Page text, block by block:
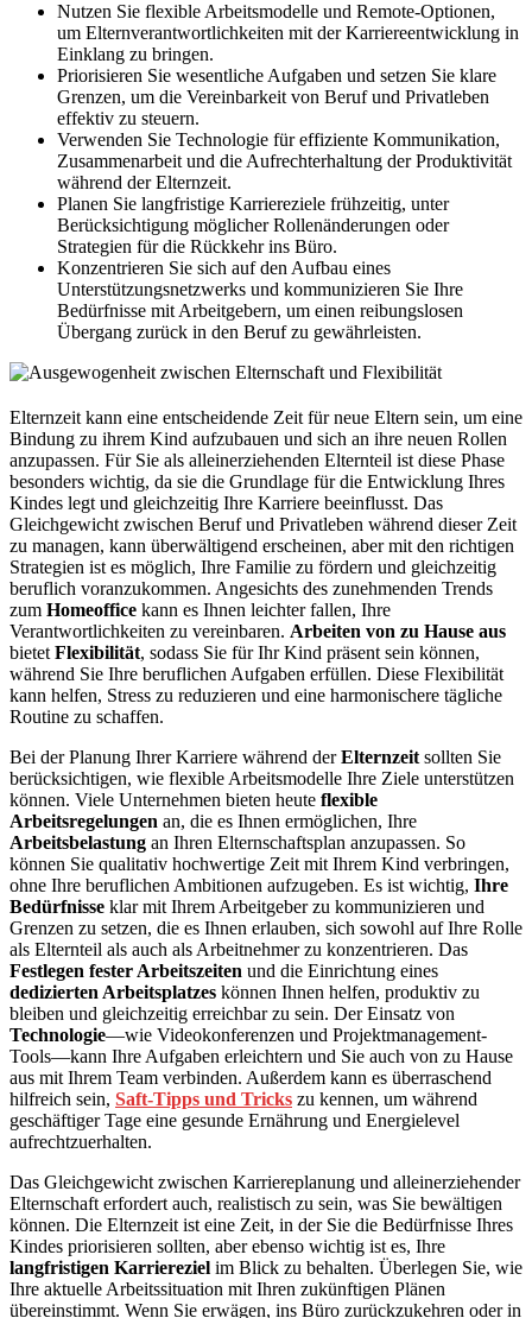
Nutzen Sie flexible Arbeitsmodelle und Remote-Optionen,
um Elternverantwortlichkeiten mit der Karriereentwicklung in
Einklang zu bringen.
Priorisieren Sie wesentliche Aufgaben und setzen Sie klare
Grenzen, um die Vereinbarkeit von Beruf und Privatleben
effektiv zu steuern.
Verwenden Sie Technologie für effiziente Kommunikation,
Zusammenarbeit und die Aufrechterhaltung der Produktivität
während der Elternzeit.
Planen Sie langfristige Karriereziele frühzeitig, unter
Berücksichtigung möglicher Rollenänderungen oder
Strategien für die Rückkehr ins Büro.
Konzentrieren Sie sich auf den Aufbau eines
Unterstützungsnetzwerks und kommunizieren Sie Ihre
Bedürfnisse mit Arbeitgebern, um einen reibungslosen
Übergang zurück in den Beruf zu gewährleisten.
Elternzeit kann eine entscheidende Zeit für neue Eltern sein, um eine
Bindung zu ihrem Kind aufzubauen und sich an ihre neuen Rollen
anzupassen. Für Sie als alleinerziehenden Elternteil ist diese Phase
besonders wichtig, da sie die Grundlage für die Entwicklung Ihres
Kindes legt und gleichzeitig Ihre Karriere beeinflusst. Das
Gleichgewicht zwischen Beruf und Privatleben während dieser Zeit
zu managen, kann überwältigend erscheinen, aber mit den richtigen
Strategien ist es möglich, Ihre Familie zu fördern und gleichzeitig
beruflich voranzukommen. Angesichts des zunehmenden Trends
zum Homeoffice kann es Ihnen leichter fallen, Ihre
Verantwortlichkeiten zu vereinbaren. Arbeiten von zu Hause aus
bietet Flexibilität, sodass Sie für Ihr Kind präsent sein können,
während Sie Ihre beruflichen Aufgaben erfüllen. Diese Flexibilität
kann helfen, Stress zu reduzieren und eine harmonischere tägliche
Routine zu schaffen.
Bei der Planung Ihrer Karriere während derElternzeit sollten Sie
berücksichtigen, wie flexible Arbeitsmodelle Ihre Ziele unterstützen
können. Viele Unternehmen bieten heute flexible
Arbeitsregelungen an, die es Ihnen ermöglichen, Ihre
Arbeitsbelastung an Ihren Elternschaftsplan anzupassen. So
können Sie qualitativ hochwertige Zeit mit Ihrem Kind verbringen,
ohne Ihre beruflichen Ambitionen aufzugeben. Es ist wichtig, Ihre
Bedürfnisse klar mit Ihrem Arbeitgeber zu kommunizieren und
Grenzen zu setzen, die es Ihnen erlauben, sich sowohl auf Ihre Rolle
als Elternteil als auch als Arbeitnehmer zu konzentrieren. Das
Festlegen fester Arbeitszeiten und die Einrichtung eines
dedizierten Arbeitsplatzes können Ihnen helfen, produktiv zu
bleiben und gleichzeitig erreichbar zu sein. Der Einsatz von
Technologie—wie Videokonferenzen und Projektmanagement-
Tools—kann Ihre Aufgaben erleichtern und Sie auch von zu Hause
aus mit Ihrem Team verbinden. Außerdem kann es überraschend
hilfreich sein, Saft-Tipps und Tricks zu kennen, um während
geschäftiger Tage eine gesunde Ernährung und Energielevel
aufrechtzuerhalten.
Das Gleichgewicht zwischen Karriereplanung und alleinerziehender
Elternschaft erfordert auch, realistisch zu sein, was Sie bewältigen
können. Die Elternzeit ist eine Zeit, in der Sie die Bedürfnisse Ihres
Kindes priorisieren sollten, aber ebenso wichtig ist es, Ihre
langfristigen Karriereziel im Blick zu behalten. Überlegen Sie, wie
Ihre aktuelle Arbeitssituation mit Ihren zukünftigen Plänen
übereinstimmt. Wenn Sie erwägen, ins Büro zurückzukehren oder in